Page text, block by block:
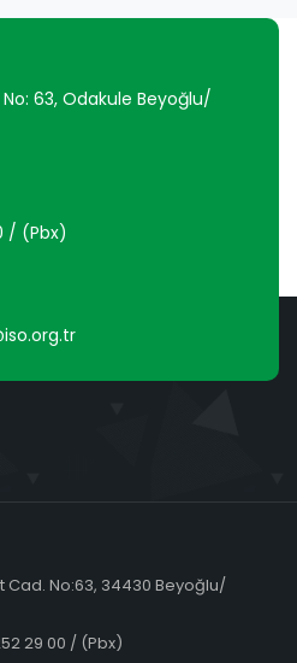
63, Odakule Beyoğlu/
/ (Pbx)
Cad. No:63, 34430 Beyoğlu/
29 00 / (Pbx)